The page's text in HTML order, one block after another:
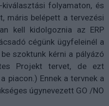
folyamaton, és
máris belépett a tervezési
kell kidolgoznia az ERP
cégünk ügyfeleinél a
szoktunk kérni a pályázó
Projekt tervet, de ezt
piacon.) Ennek a tervnek a
úgynevezett GO /NO